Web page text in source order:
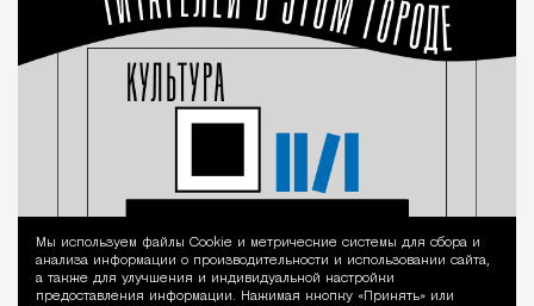
Уведомление
Мы используем файлы Сookie и метрические системы для сбора и
анализа информации о производительности и использовании сайта,
а также для улучшения и индивидуальной настройки
предоставления информации. Нажимая кнопку «Принять» или